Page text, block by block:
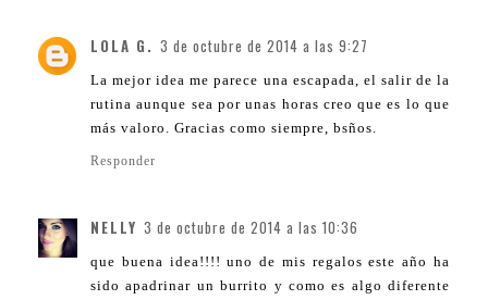
LOLA G. 3 de octubre de 2014 a las 9:27
La mejor idea me parece una escapada, el salir de la
rutina aunque sea por unas horas creo que es lo que
más valoro. Gracias como siempre, bsños.
Responder
NELLY 3 de octubre de 2014 a las 10:36
que buena idea!!!! uno de mis regalos este año ha
sido apadrinar un burrito y como es algo diferente